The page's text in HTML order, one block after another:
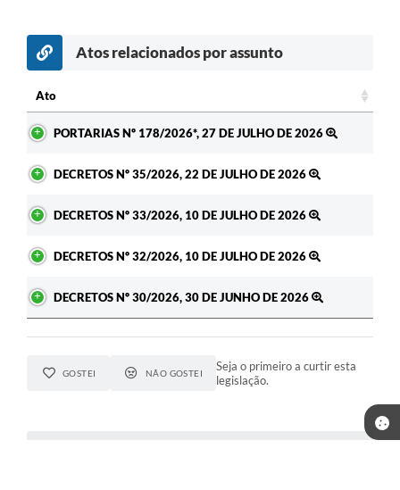
Atos relacionados por assunto
Ato
PORTARIAS Nº 178/2026*, 27 DE JULHO DE 2026
DECRETOS Nº 35/2026, 22 DE JULHO DE 2026
DECRETOS Nº 33/2026, 10 DE JULHO DE 2026
DECRETOS Nº 32/2026, 10 DE JULHO DE 2026
DECRETOS Nº 30/2026, 30 DE JUNHO DE 2026
GOSTEI NÃO GOSTEI
Seja o primeiro a curtir esta
legislação.